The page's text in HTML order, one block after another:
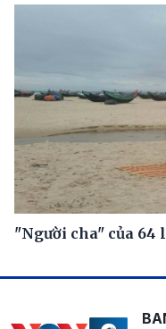
"Người cha" của 64